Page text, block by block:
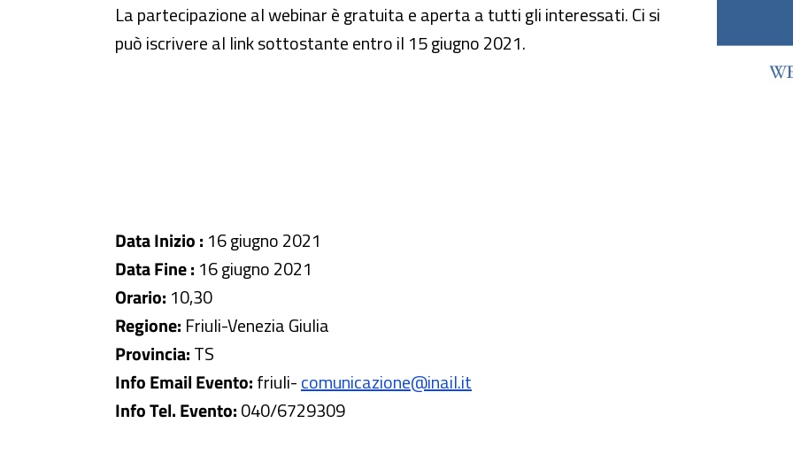
La partecipazione al webinar è gratuita e aperta a tutti gli interessati. Ci si
può iscrivere al link sottostante entro il 15 giugno 2021.
Data Inizio : 16 giugno 2021
Data Fine : 16 giugno 2021
Orario: 10,30
Regione: Friuli-Venezia Giulia
Provincia:TS
Info Email Evento:friuli-comunicazione@inail.it
Info Tel. Evento:040/6729309